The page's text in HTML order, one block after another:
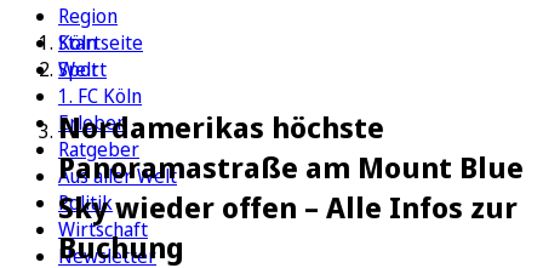
Region
Köln
Sport
1. FC Köln
Erleben
Ratgeber
Aus aller Welt
Politik
Wirtschaft
Newsletter
Startseite
Welt
Nordamerikas höchste
Panoramastraße am Mount Blue
Sky wieder offen – Alle Infos zur
Buchung